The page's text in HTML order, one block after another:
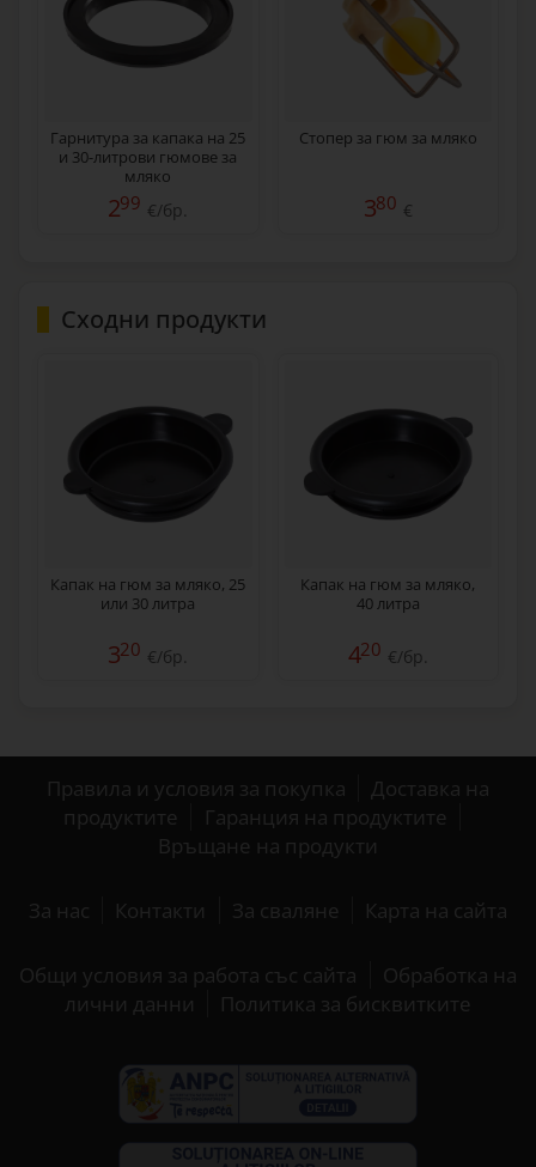
Гарнитура за капака на 25
и 30-литрови гюмове за
мляко
299 €/бр.
Стопер за гюм за мляко
380 €
Сходни продукти
Капак на гюм за мляко, 25
или 30 литра
320 €/бр.
Капак на гюм за мляко,
40 литра
420 €/бр.
Правила и условия за покупка
Доставка на
продуктите
Гаранция на продуктите
Връщане на продукти
За нас Контакти За сваляне Карта на сайта
Общи условия за работа със сайта
Обработка на
лични данни
Политика за бисквитките